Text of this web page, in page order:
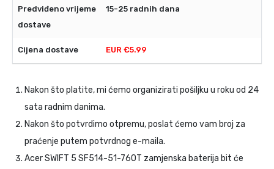
15-25 radnih dana
EUR €5.99
Nakon što platite, mi ćemo organizirati pošiljku u roku od 24
sata radnim danima.
Nakon što potvrdimo otpremu, poslat ćemo vam broj za
praćenje putem potvrdnog e-maila.
Acer SWIFT 5 SF514-51-760T zamjenska baterija bit će